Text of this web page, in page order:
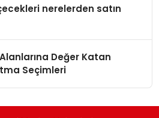
nerelerden satın
Değer Katan
Seçimleri